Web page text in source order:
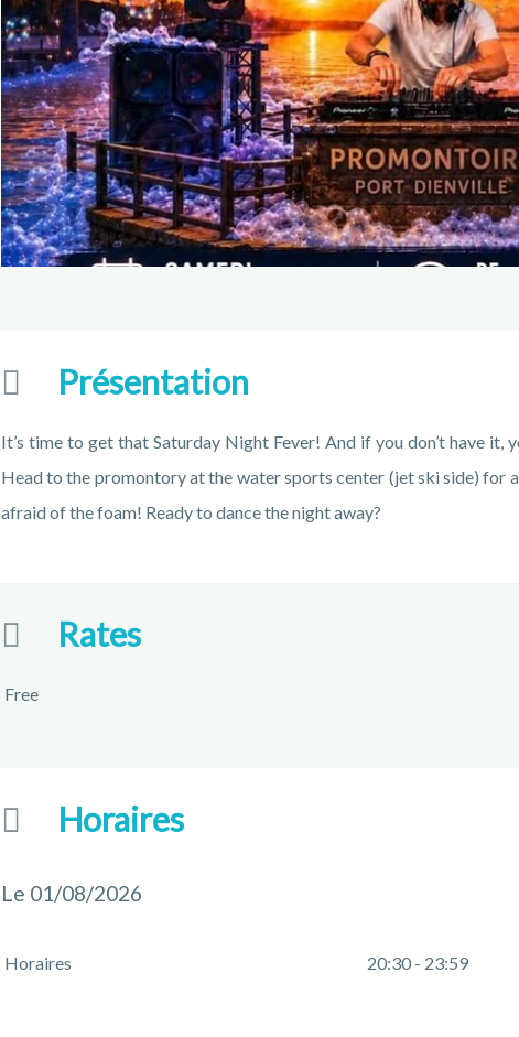
Présentation
It’s time to get that Saturday Night Fever! And if you don’t have it,
Head to the promontory at the water sports center (jet ski side) for
afraid of the foam! Ready to dance the night away?
Rates
Free
Horaires
Le 01/08/2026
Horaires 20:30 - 23:59